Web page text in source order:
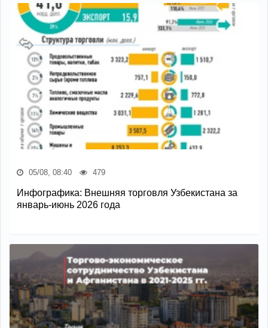
05/08, 08:40 479
Инфографика: Внешняя торговля Узбекистана за
январь-июнь 2026 года